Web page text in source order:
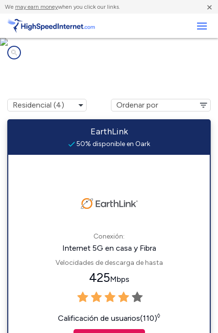
We may earn moneywhen you click our links. ×
EarthLink
50% disponible en Oark
Conexión:
Internet 5G en casa y Fibra
Velocidades de descarga de hasta
425Mbps
Calificación de usuarios(110)◊